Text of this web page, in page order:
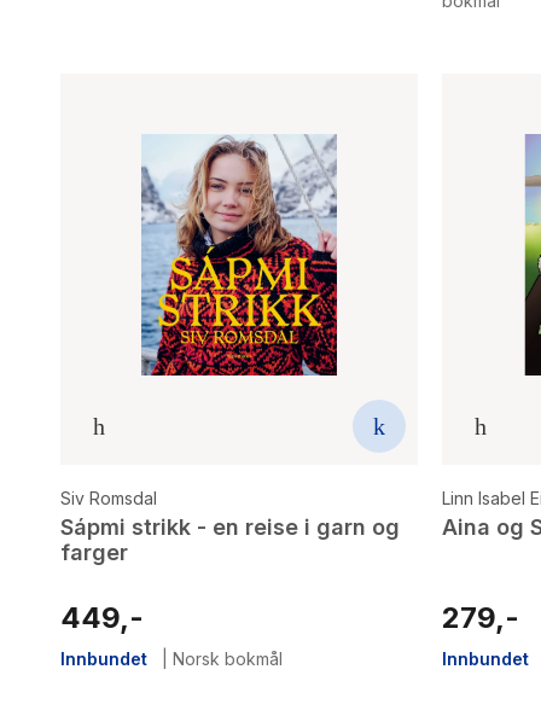
Siv Romsdal
Sápmi strikk - en reise i garn og
farger
449,-
Innbundet Norsk bokmål
Linn Isabel
Aina og
279,-
Innbundet